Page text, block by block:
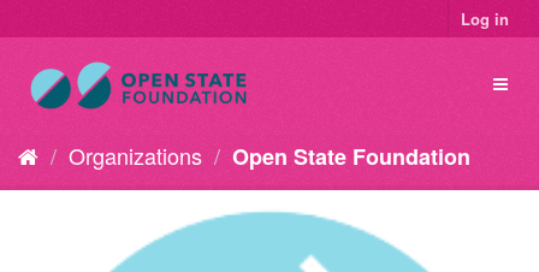
Log in
Organizations Open State Foundation